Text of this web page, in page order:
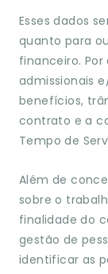
Esses dados
quanto para
financeiro. Por
admissionais
benefícios,
contrato e a
Tempo de
Além de
sobre o
finalidade do
gestão de
identificar as